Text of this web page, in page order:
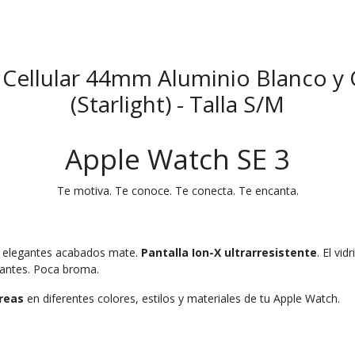
Cellular 44mm Aluminio Blanco
(Starlight) - Talla S/M
Apple Watch SE 3
Te motiva. Te conoce. Te conecta. Te encanta.
acabados mate. Pantalla Ion-X ultrarresistente. El
Poca broma.
en diferentes colores, estilos y materiales de tu Apple Watch.